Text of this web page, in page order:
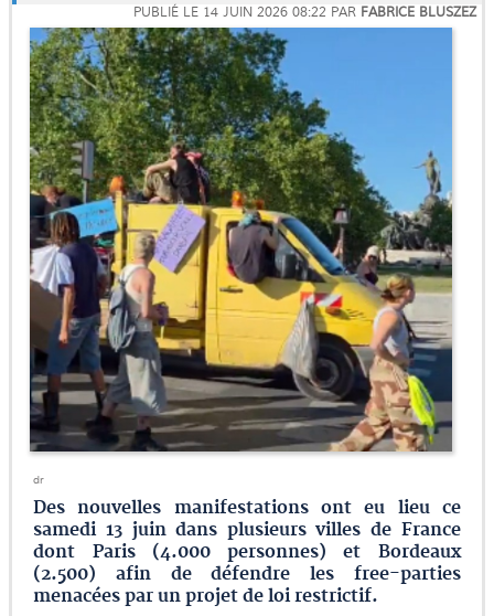
PUBLIÉ LE 14 JUIN 2026 08:22 PAR FABRICE BLUSZEZ
dr
Des nouvelles manifestations ont eu lieu ce
samedi 13 juin dans plusieurs villes de France
dont Paris (4.000 personnes) et Bordeaux
(2.500) afin de défendre les free-parties
menacées par un projet de loi restrictif.